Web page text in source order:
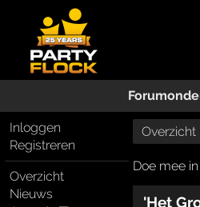
Inloggen
Registreren
Overzicht
Nieuws
Overzicht
Doe mee
'Het